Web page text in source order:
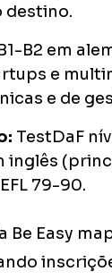
destino.
B2 em
e
e de
TestDaF
inglês
79-90.
Be Easy